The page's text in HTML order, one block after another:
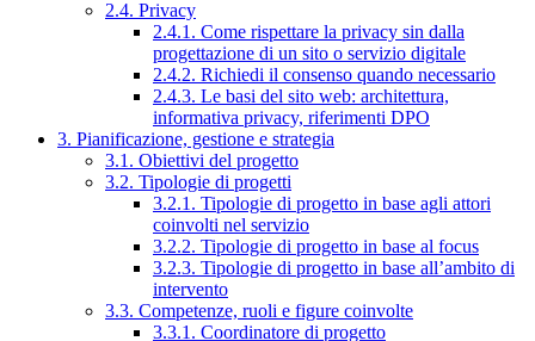
2.4. Privacy
2.4.1. Come rispettare la privacy sin dalla
progettazione di un sito o servizio digitale
2.4.2. Richiedi il consenso quando necessario
2.4.3. Le basi del sito web: architettura,
informativa privacy, riferimenti DPO
3. Pianificazione, gestione e strategia
3.1. Obiettivi del progetto
3.2. Tipologie di progetti
3.2.1. Tipologie di progetto in base agli attori
coinvolti nel servizio
3.2.2. Tipologie di progetto in base al focus
3.2.3. Tipologie di progetto in base all’ambito di
intervento
3.3. Competenze, ruoli e figure coinvolte
3.3.1. Coordinatore di progetto